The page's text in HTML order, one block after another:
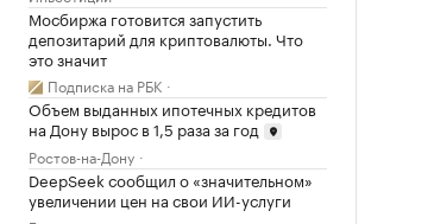
Мосбиржа готовится запустить
депозитарий для криптовалюты. Что
это значит
Подписка на РБК
Объем выданных ипотечных кредитов
на Дону вырос в 1,5 раза за год
Ростов-на-Дону
DeepSeek сообщил о «значительном»
увеличении цен на свои ИИ-услуги